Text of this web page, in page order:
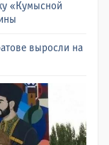
«Кумысной
выросли на